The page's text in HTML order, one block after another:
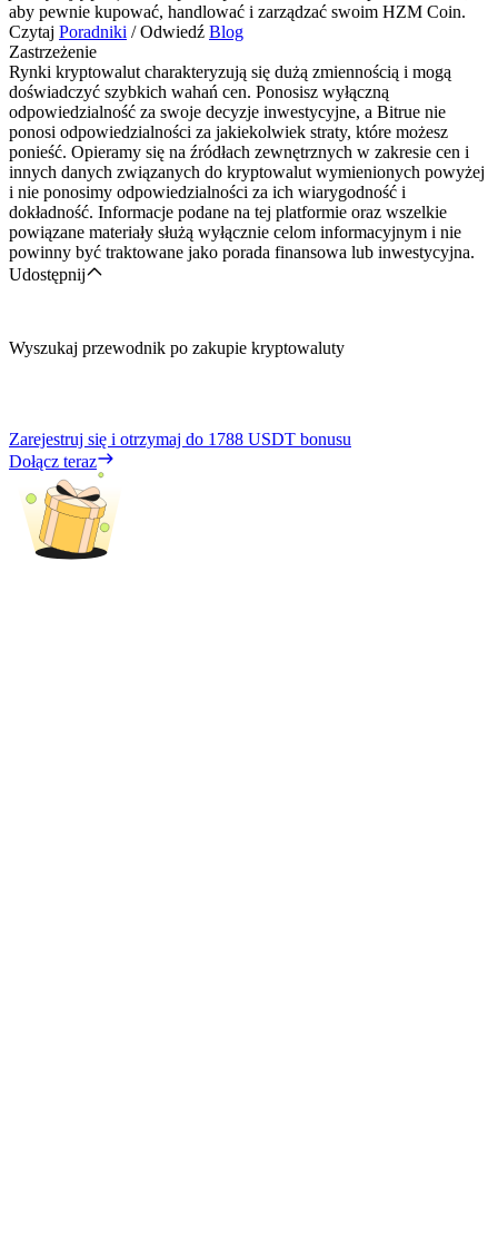
Polski
aby pewnie kupować, handlować i zarządzać swoim HZM Coin.
Czytaj Poradniki / Odwiedź Blog
Zastrzeżenie
Rynki kryptowalut charakteryzują się dużą zmiennością i mogą
doświadczyć szybkich wahań cen. Ponosisz wyłączną
odpowiedzialność za swoje decyzje inwestycyjne, a Bitrue nie
ponosi odpowiedzialności za jakiekolwiek straty, które możesz
ponieść. Opieramy się na źródłach zewnętrznych w zakresie cen i
innych danych związanych do kryptowalut wymienionych powyżej
i nie ponosimy odpowiedzialności za ich wiarygodność i
dokładność. Informacje podane na tej platformie oraz wszelkie
powiązane materiały służą wyłącznie celom informacyjnym i nie
powinny być traktowane jako porada finansowa lub inwestycyjna.
Udostępnij
Wyszukaj przewodnik po zakupie kryptowaluty
Zarejestruj się i otrzymaj do 1788 USDT bonusu
Dołącz teraz